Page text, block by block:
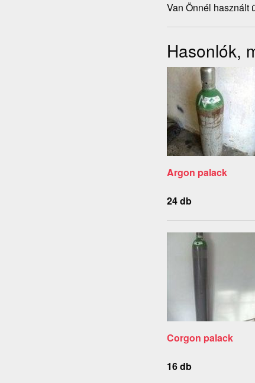
Van Önnél használt
Hasonlók,
Argon palack
24 db
Corgon palack
16 db